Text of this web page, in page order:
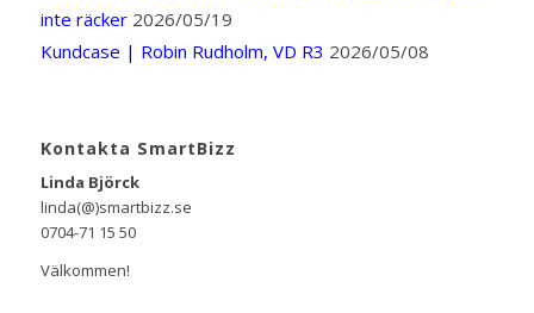
inte räcker 2026/05/19
Kundcase | Robin Rudholm, VD R3 2026/05/08
Kontakta SmartBizz
Linda Björck
linda(@)smartbizz.se
0704-71 15 50
Välkommen!